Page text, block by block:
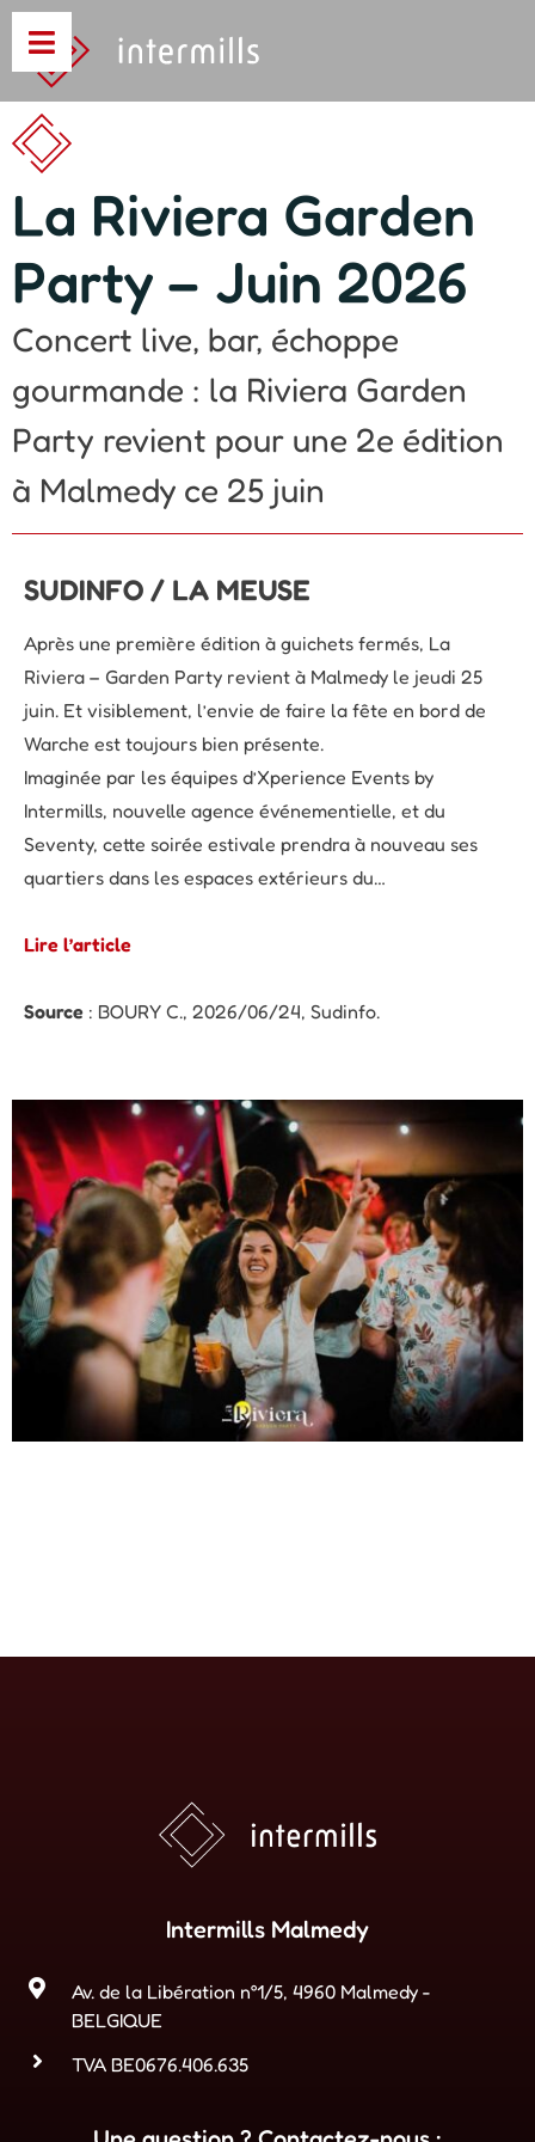
La Riviera Garden
Party – Juin 2026
Concert live, bar, échoppe
gourmande : la Riviera Garden
Party revient pour une 2e édition
à Malmedy ce 25 juin
SUDINFO / LA MEUSE
Après une première édition à guichets fermés, La
Riviera – Garden Party revient à Malmedy le jeudi 25
juin. Et visiblement, l’envie de faire la fête en bord de
Warche est toujours bien présente.
Imaginée par les équipes d’Xperience Events by
Intermills, nouvelle agence événementielle, et du
Seventy, cette soirée estivale prendra à nouveau ses
quartiers dans les espaces extérieurs du…
Lire l’article
Source : BOURY C., 2026/06/24, Sudinfo.
Intermills Malmedy
Av. de la Libération n°1/5, 4960 Malmedy -
BELGIQUE
TVA BE0676.406.635